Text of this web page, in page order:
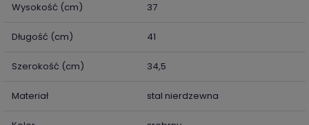
Wysokość (cm) 37
Długość (cm) 41
Szerokość (cm) 34,5
Materiał stal nierdzewna